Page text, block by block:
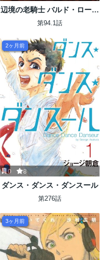
辺境の老騎士 バルド・ローエ
ン
第94.1話
2ヶ月前
0 8
ダンス・ダンス・ダンスール
第276話
3ヶ月前